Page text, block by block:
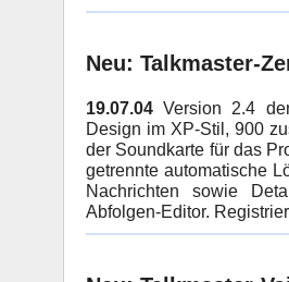
Neu: Talkmaster-
19.07.04 Version 2.4
Design im XP-Stil, 900
der Soundkarte für das
getrennte automatische
Nachrichten sowie
Abfolgen-Editor.